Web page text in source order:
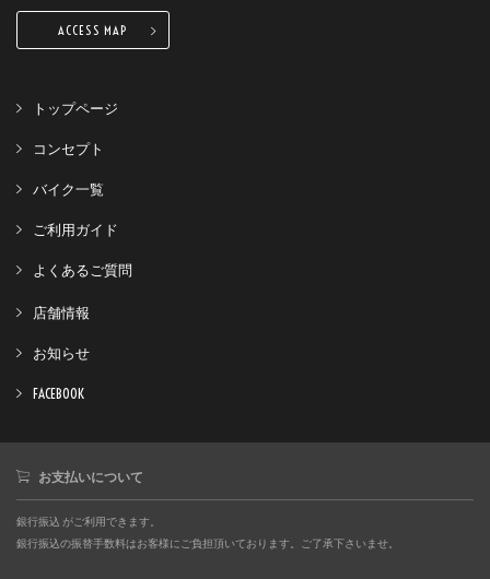
ACCESS MAP
トップページ
コンセプト
バイク一覧
ご利用ガイド
よくあるご質問
店舗情報
お知らせ
FACEBOOK
お支払いについて
銀行振込 がご利用できます。
銀行振込の振替手数料はお客様にご負担頂いております。ご了承下さいませ。